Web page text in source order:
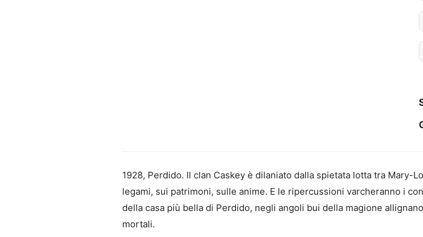
1928, Perdido. Il clan Caskey è dilaniato dalla spietata lotta tra Mary-
legami, sui patrimoni, sulle anime. E le ripercussioni varcheranno i
della casa più bella di Perdido, negli angoli bui della magione
mortali.